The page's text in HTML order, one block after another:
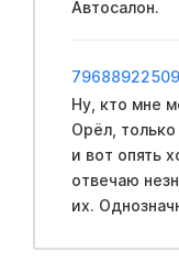
Автосалон.
79688922509
Ну, кто мне
Орёл,
и вот опять
отвечаю
их.